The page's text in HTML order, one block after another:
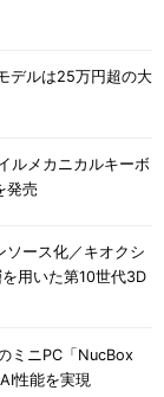
デルは25万円超の大
ルメカニカルキーボ
発売
ソース化／キオクシ
用いた第10世代3D
ミニPC「NucBox
性能を実現